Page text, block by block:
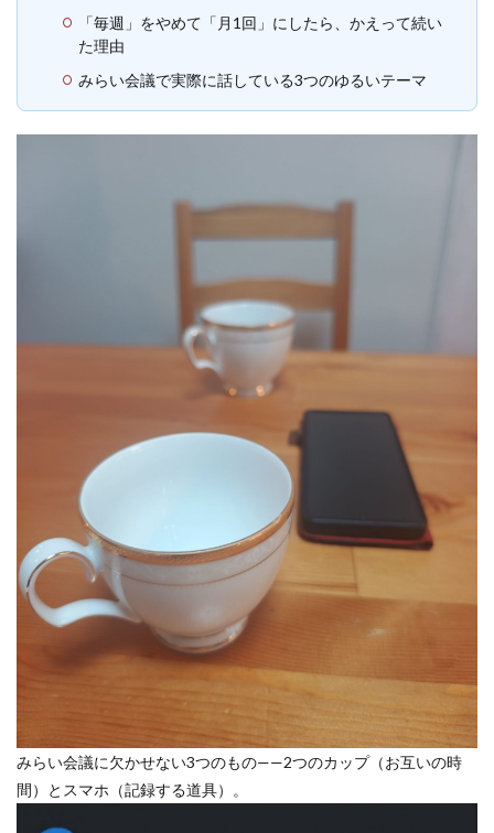
「毎週」をやめて「月1回」にしたら、かえって続い
た理由
みらい会議で実際に話している3つのゆるいテーマ
みらい会議に欠かせない3つのもの——2つのカップ（お互いの時
間）とスマホ（記録する道具）。